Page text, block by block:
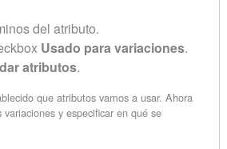
del atributo.
Usado para variaciones.
atributos.
que atributos vamos a usar. Ahora
y especificar en qué se